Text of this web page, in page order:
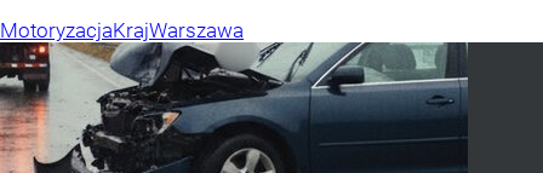
MotoryzacjaKrajWarszawa